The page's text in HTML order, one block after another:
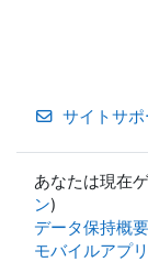
サイトサ
あなたは現在
ン)
データ保持概要
モバイルアプ